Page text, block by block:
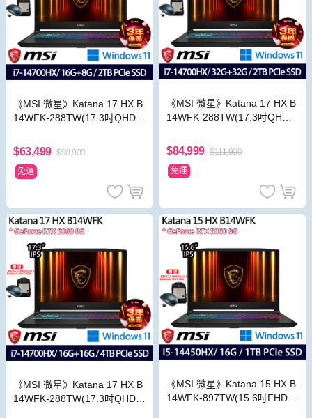
《MSI 微星》Katana 17 HX B
14WFK-288TW(17.3吋QHD/i
X5060/特仕版)
$63,499 $90,900
免運
《MSI 微星》Katana 17 HX B
14WFK-288TW(17.3吋QHD/i
TX5060/特仕版)
$84,999 $111,900
免運
《MSI 微星》Katana 17 HX B
14WFK-288TW(17.3吋QHD/i
《MSI 微星》Katana 15 HX B
14WFK-897TW(15.6吋FHD/i5